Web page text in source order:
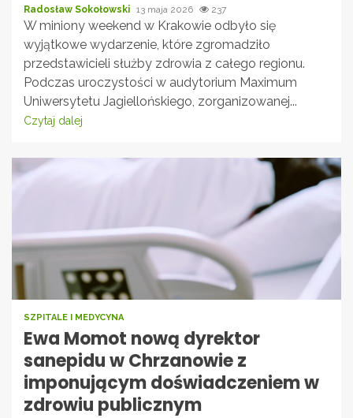
Radosław Sokołowski 13 maja 2026 237
W miniony weekend w Krakowie odbyło się
wyjątkowe wydarzenie, które zgromadziło
przedstawicieli służby zdrowia z całego regionu.
Podczas uroczystości w audytorium Maximum
Uniwersytetu Jagiellońskiego, zorganizowanej...
Czytaj dalej
SZPITALE I MEDYCYNA
Ewa Momot nową dyrektor
sanepidu w Chrzanowie z
imponującym doświadczeniem w
zdrowiu publicznym